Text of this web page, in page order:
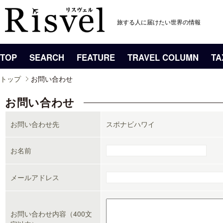
旅する人に届けたい世界の情報
TOP SEARCH FEATURE TRAVEL COLUMN
トップ お問い合わせ
お問い合わせ
お問い合わせ先 スポナビハワイ
お名前
メールアドレス
お問い合わせ内容（400文